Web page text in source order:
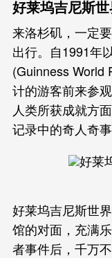
好莱坞吉尼斯
来洛杉矶，一定
出行。自1991年
(Guinness World
计的游客前来参
人类所获成就方
记录中的奇人奇事
好莱坞吉尼斯世
馆的对面，充满
者事件后，千万